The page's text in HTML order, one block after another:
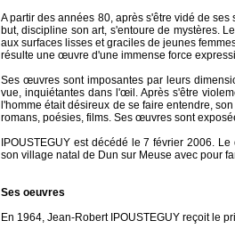
A partir des années 80, après s'être vidé de
but, discipline son art, s'entoure de mystères.
aux surfaces lisses et graciles de jeunes
résulte une œuvre d'une immense force
Ses œuvres sont imposantes par leurs
vue, inquiétantes dans l'œil. Après s'être
l'homme était désireux de se faire entendre,
romans, poésies, films. Ses œuvres sont
IPOUSTEGUY est décédé le 7 février 2006.
son village natal de Dun sur Meuse avec pour
Ses oeuvres
En 1964, Jean-Robert IPOUSTEGUY reçoit le